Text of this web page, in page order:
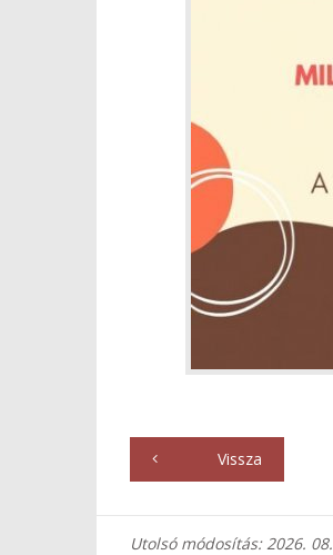
Vissza
Utolsó módosítás: 2026.